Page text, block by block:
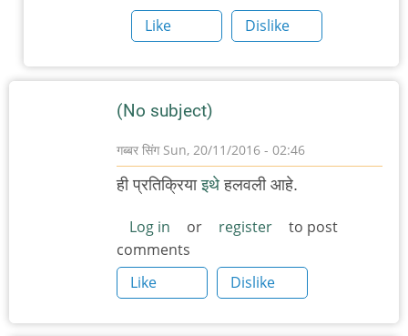
गायलेला
हा
by
ढेरे
Like
Dislike
(No subject)
गब्बर सिंगSun, 20/11/2016 - 02:46
ही प्रतिक्रियाइथे हलवली आहे.
Log in or register
to post
comments
Like
Dislike